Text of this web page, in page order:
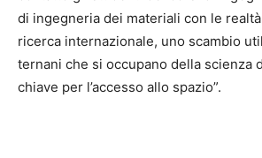
di ingegneria dei materiali con le
ricerca internazionale, uno scambio
ternani che si occupano della scienza
chiave per l’accesso allo spazio”.